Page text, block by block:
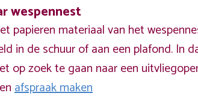
wespennest
papieren materiaal van het
in de schuur of aan een plafond. In
op zoek te gaan naar een
afspraak maken